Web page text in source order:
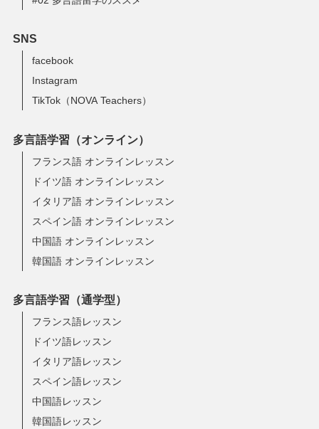
SNS
facebook
Instagram
TikTok（NOVA Teachers）
多言語学習（オンライン）
フランス語 オンラインレッスン
ドイツ語 オンラインレッスン
イタリア語 オンラインレッスン
スペイン語 オンラインレッスン
中国語 オンラインレッスン
韓国語 オンラインレッスン
多言語学習（通学型）
フランス語レッスン
ドイツ語レッスン
イタリア語レッスン
スペイン語レッスン
中国語レッスン
韓国語レッスン